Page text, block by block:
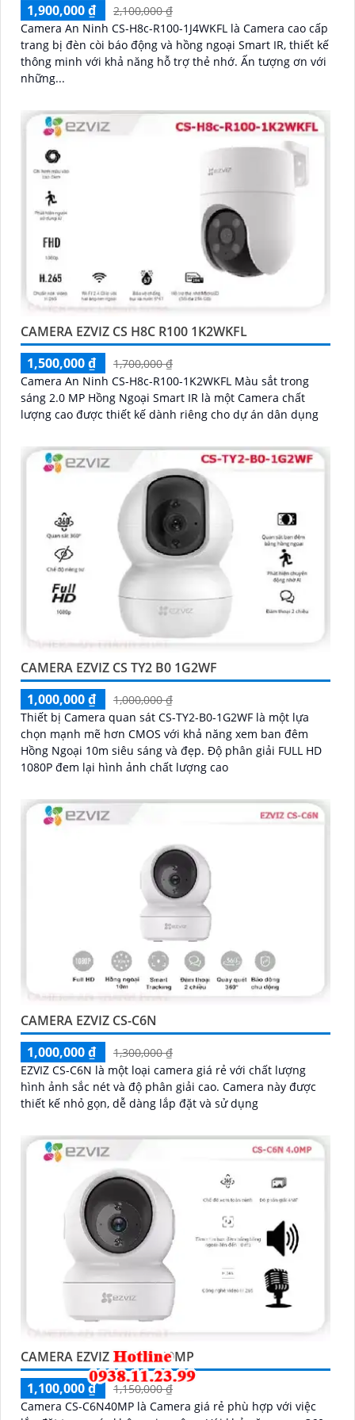
1,900,000 ₫
2,100,000 ₫
Camera An Ninh CS-H8c-R100-1J4WKFL là Camera cao cấp
trang bị đèn còi báo động và hồng ngoại Smart IR, thiết kế
thông minh với khả năng hỗ trợ thẻ nhớ. Ấn tượng ơn với
những...
CAMERA EZVIZ CS H8C R100 1K2WKFL
1,500,000 ₫
1,700,000 ₫
Camera An Ninh CS-H8c-R100-1K2WKFL Màu sắt trong
sáng 2.0 MP Hồng Ngoại Smart IR là một Camera chất
lượng cao được thiết kế dành riêng cho dự án dân dụng
CAMERA EZVIZ CS TY2 B0 1G2WF
1,000,000 ₫
1,000,000 ₫
Thiết bị Camera quan sát CS-TY2-B0-1G2WF là một lựa
chọn mạnh mẽ hơn CMOS với khả năng xem ban đêm
Hồng Ngoại 10m siêu sáng và đẹp. Độ phân giải FULL HD
1080P đem lại hình ảnh chất lượng cao
CAMERA EZVIZ CS-C6N
1,000,000 ₫
1,300,000 ₫
EZVIZ CS-C6N là một loại camera giá rẻ với chất lượng
hình ảnh sắc nét và độ phân giải cao. Camera này được
thiết kế nhỏ gọn, dễ dàng lắp đặt và sử dụng
CAMERA EZVIZ CS-C6N 40MP
1,100,000 ₫
1,150,000 ₫
Camera CS-C6N40MP là Camera giá rẻ phù hợp với việc